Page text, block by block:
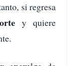
si regresa
y quiere